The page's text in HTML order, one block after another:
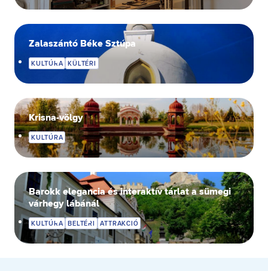
Zalaszántó Béke Sztúpa
KULTÚRA KÜLTÉRI
Krisna-völgy
KULTÚRA
Barokk elegancia és interaktív tárlat a sümegi
várhegy lábánál
KULTÚRA BELTÉRI ATTRAKCIÓ